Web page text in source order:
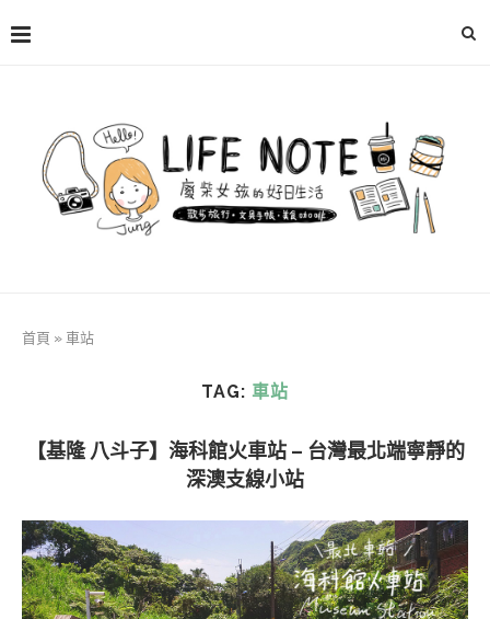
首頁 » 車站
TAG: 車站
【基隆 八斗子】海科館火車站 – 台灣最北端寧靜的
深澳支線小站